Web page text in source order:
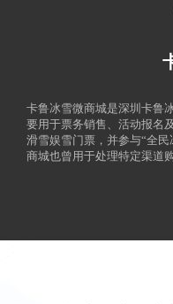
卡鲁冰雪微商城是深圳卡鲁
要用于票务销售、活动报名
滑雪娱雪门票，并参与“全
商城也曾用于处理特定渠道